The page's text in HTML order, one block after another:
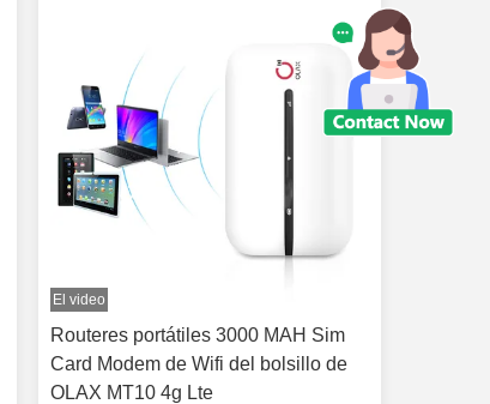
El video
Routeres portátiles 3000 MAH Sim
Card Modem de Wifi del bolsillo de
OLAX MT10 4g Lte